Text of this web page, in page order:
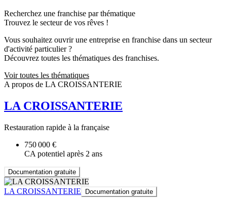
Recherchez une franchise par thématique
Trouvez le secteur de vos rêves !
Vous souhaitez ouvrir une entreprise en franchise dans un secteur
d'activité particulier ?
Découvrez toutes les thématiques des franchises.
Voir toutes les thématiques
A propos de LA CROISSANTERIE
LA CROISSANTERIE
Restauration rapide à la française
750 000 €
CA potentiel après 2 ans
Documentation gratuite
LA CROISSANTERIE Documentation gratuite